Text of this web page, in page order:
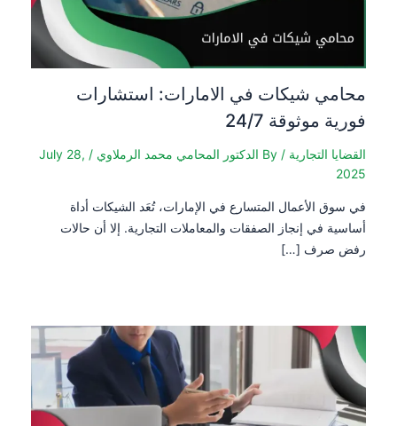
محامي شيكات في الامارات: استشارات
فورية موثوقة 24/7
القضايا التجارية / By الدكتور المحامي محمد الرملاوي /
July 28,
2025
في سوق الأعمال المتسارع في الإمارات، تُعَد الشيكات أداة
أساسية في إنجاز الصفقات والمعاملات التجارية. إلا أن حالات
رفض صرف […]